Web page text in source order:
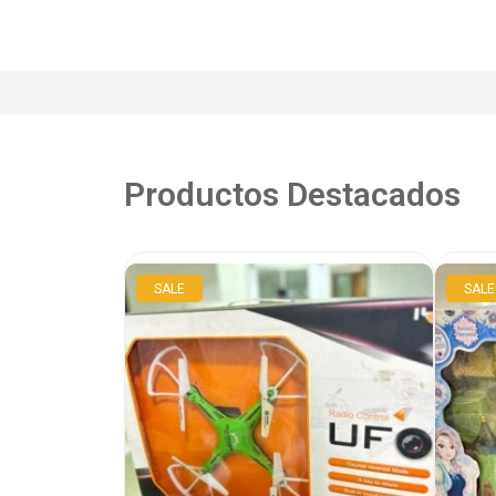
Productos Destacados
SALE SALE